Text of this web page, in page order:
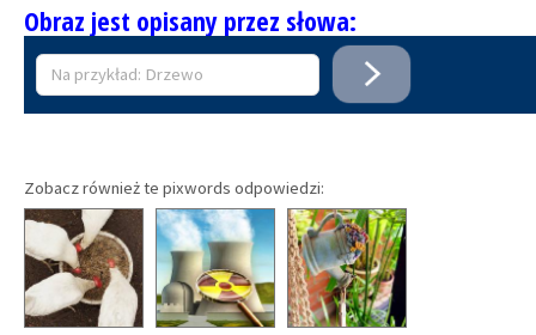
Obraz jest opisany przez słowa:
Zobacz również te pixwords odpowiedzi: